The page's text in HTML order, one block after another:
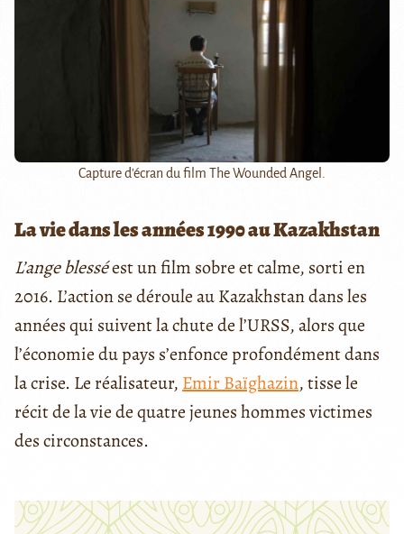
Capture d'écran du film The Wounded Angel.
La vie dans les années 1990 au Kazakhstan
L’ange blesséest un film sobre et calme, sorti en
2016. L’action se déroule au Kazakhstan dans les
années qui suivent la chute de l’URSS, alors que
l’économie du pays s’enfonce profondément dans
la crise. Le réalisateur, Emir Baïghazin, tisse le
récit de la vie de quatre jeunes hommes victimes
des circonstances.